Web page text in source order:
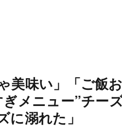
美味い」「ご飯
メニュー”チー
に溺れた」